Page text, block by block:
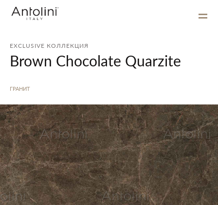
EXCLUSIVE КОЛЛЕКЦИЯ
Brown Chocolate Quarzite
ГРАНИТ